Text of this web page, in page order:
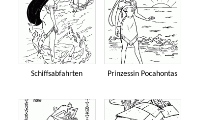
Schiffsabfahrten Prinzessin Pocahontas